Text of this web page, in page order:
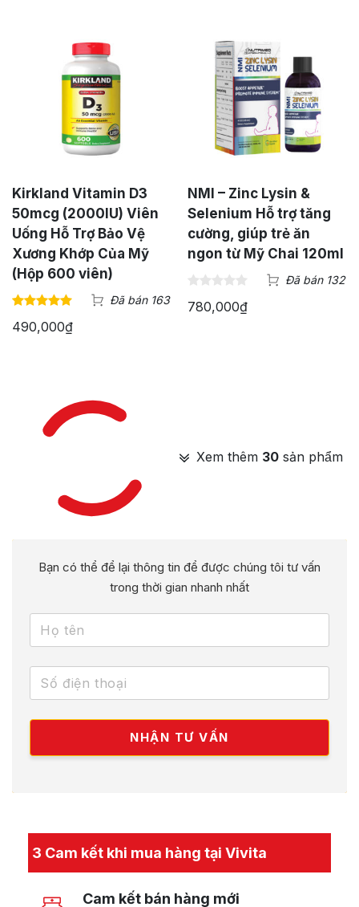
Kirkland Vitamin D3
50mcg (2000IU) Viên
Uống Hỗ Trợ Bảo Vệ
Xương Khớp Của Mỹ
(Hộp 600 viên)
Đã bán 163
490,000₫
NMI – Zinc Lysin &
Selenium Hỗ trợ tăng
cường, giúp trẻ ăn
ngon từ Mỹ Chai 120ml
Đã bán 132
780,000₫
Xem thêm 30 sản phẩm
Bạn có thể để lại thông tin để được chúng tôi tư vấn
trong thời gian nhanh nhất
3 Cam kết khi mua hàng tại Vivita
Cam kết bán hàng mới